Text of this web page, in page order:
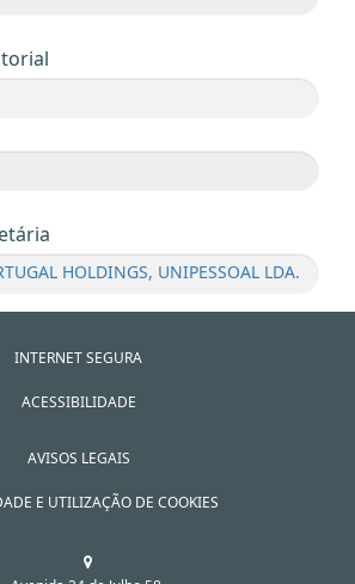
HOLDINGS, UNIPESSOAL LDA.
INTERNET SEGURA
ACESSIBILIDADE
AVISOS LEGAIS
E UTILIZAÇÃO DE COOKIES